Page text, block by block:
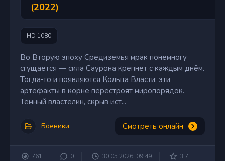
(2022)
HD 1080
Во Вторую эпоху Средиземья мрак понемногу
сгущается — сила Саурона крепнет с каждым днём.
Тогда‑то и появляются Кольца Власти: эти
артефакты в корне перестроят миропорядок.
Тёмный властелин, скрыв ист...
Боевики Смотреть онлайн
761 0 30.05.2026, 09:49
3.7